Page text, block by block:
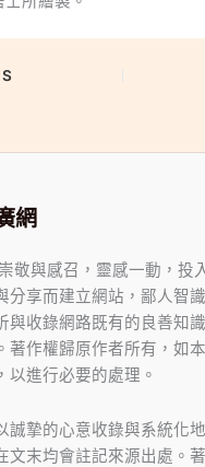
網
敬與感召，靈感一動，投
分享而建立網站，鄙人智
與收錄網路既有的良善知
著作權歸原作者所有，如
以進行必要的處理。
誠摯的心意收錄與系統化
文末均會註記來源出處。